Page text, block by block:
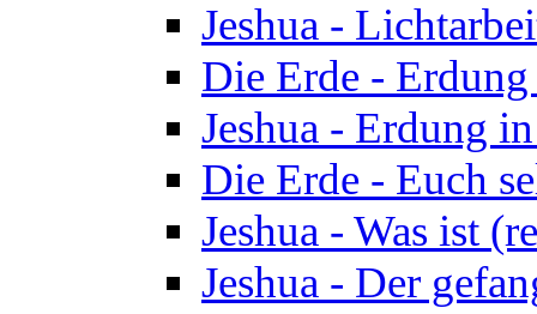
Jeshua -
Die Erde -
Jeshua - Erdung
Die Erde - Euch
Jeshua - Was ist
Jeshua - Der